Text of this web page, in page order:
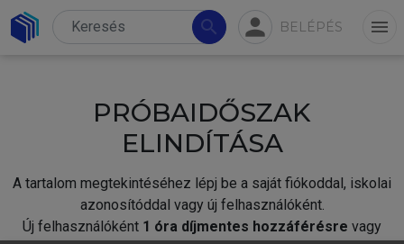
search person BELÉPÉS menu
PRÓBAIDŐSZAK
ELINDÍTÁSA
A tartalom megtekintéséhez lépj be a saját fiókoddal, iskolai
azonosítóddal vagy új felhasználóként.
Új felhasználóként 1 óra díjmentes hozzáférésre vagy